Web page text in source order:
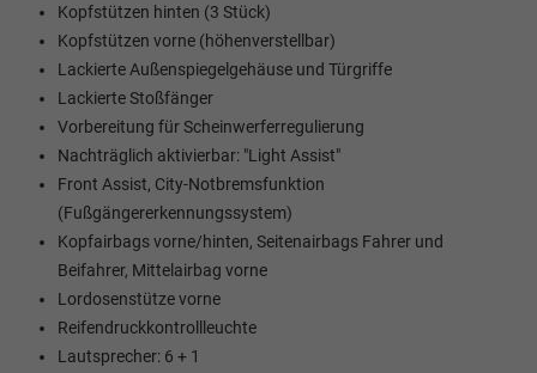
Kopfstützen hinten (3 Stück)
Kopfstützen vorne (höhenverstellbar)
Lackierte Außenspiegelgehäuse und Türgriffe
Lackierte Stoßfänger
Vorbereitung für Scheinwerferregulierung
Nachträglich aktivierbar: "Light Assist"
Front Assist, City-Notbremsfunktion
(Fußgängererkennungssystem)
Kopfairbags vorne/hinten, Seitenairbags Fahrer und
Beifahrer, Mittelairbag vorne
Lordosenstütze vorne
Reifendruckkontrollleuchte
Lautsprecher: 6 + 1